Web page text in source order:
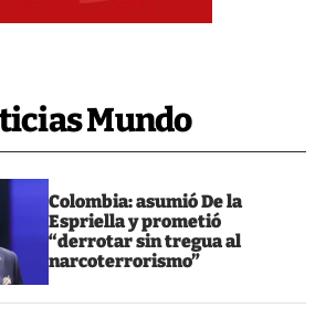
Mundo
Colombia: asumió De la
Espriella y prometió
“derrotar sin tregua al
narcoterrorismo”